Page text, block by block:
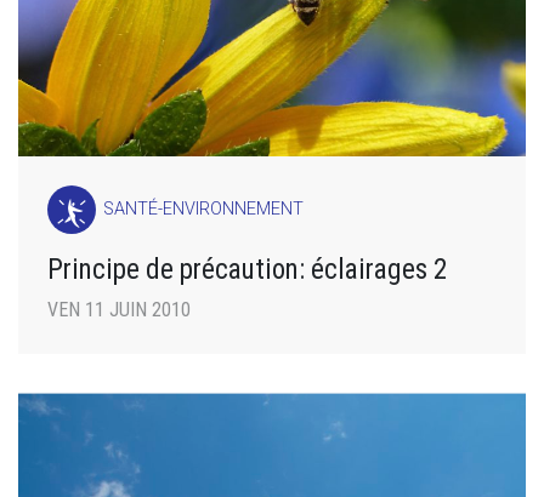
SANTÉ-ENVIRONNEMENT
Principe de précaution: éclairages 2
VEN 11 JUIN 2010